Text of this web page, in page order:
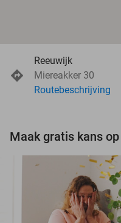
Reeuwijk
Miereakker 30
Routebeschrijving